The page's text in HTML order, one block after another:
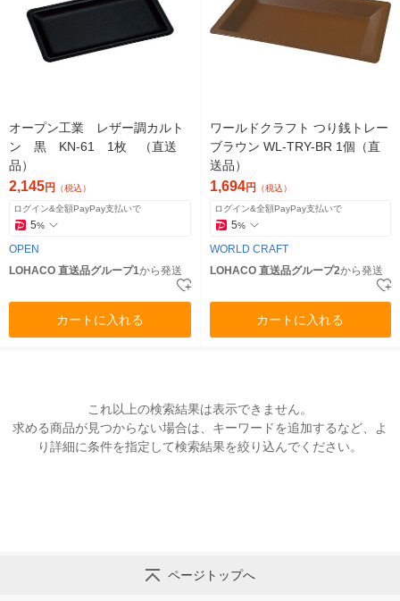
オープン工業 レザー調カルト
ン 黒 KN-61 1枚 （直送
品）
2,145円 （税込）
ログイン&全額PayPay支払いで
5%
OPEN
LOHACO 直送品グループ1から発送
カートに入れる
ワールドクラフト つり銭トレー
ブラウン WL-TRY-BR 1個（直
送品）
1,694円 （税込）
ログイン&全額PayPay支払いで
5%
WORLD CRAFT
LOHACO 直送品グループ2から発送
カートに入れる
これ以上の検索結果は表示できません。
求める商品が見つからない場合は、キーワードを追加するなど、よ
り詳細に条件を指定して検索結果を絞り込んでください。
ページトップへ